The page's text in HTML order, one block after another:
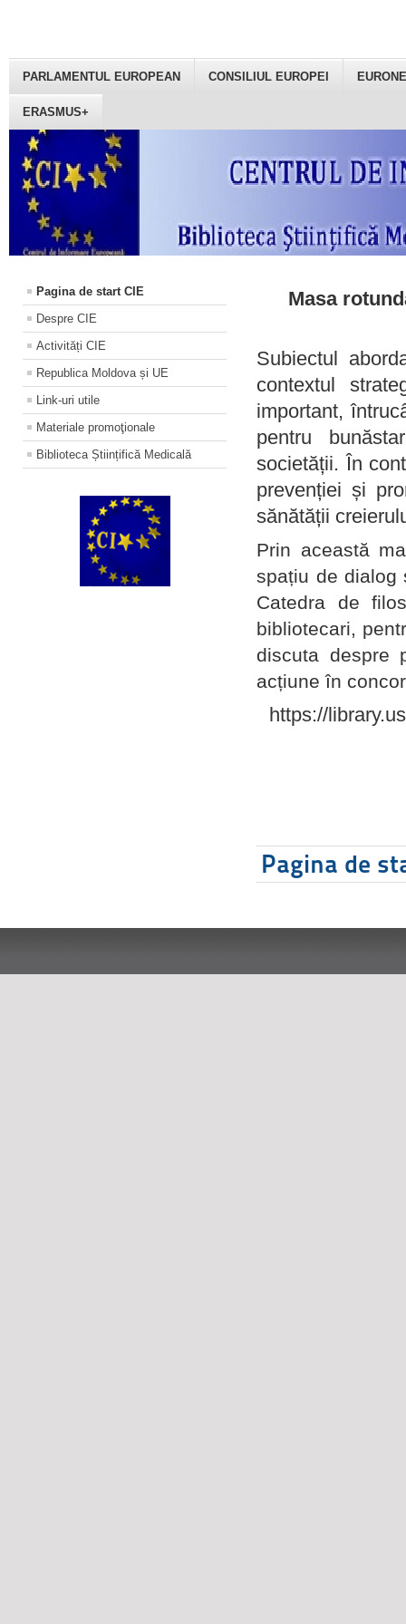
PARLAMENTUL EUROPEAN CONSILIUL EUROPEI
ERASMUS+
Pagina de start CIE
Despre CIE
Activități CIE
Republica Moldova și UE
Link-uri utile
Materiale promoţionale
Biblioteca Științifică Medicală
Masa
Subiectul
contextul
important,
pentru
societății. În
prevenției și
sănătății
Prin această
spațiu de dialog
Catedra de
bibliotecari,
discuta despre
acțiune în
https://
Pagina de